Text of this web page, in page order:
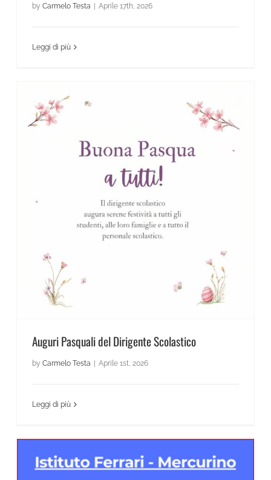
byCarmelo Testa | Aprile 17th, 2026
Leggi di più
Auguri Pasquali del Dirigente Scolastico
byCarmelo Testa | Aprile 1st, 2026
Leggi di più